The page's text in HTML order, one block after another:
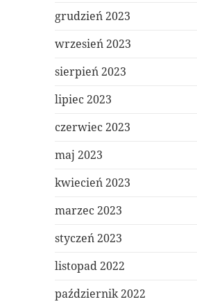
grudzień 2023
wrzesień 2023
sierpień 2023
lipiec 2023
czerwiec 2023
maj 2023
kwiecień 2023
marzec 2023
styczeń 2023
listopad 2022
październik 2022